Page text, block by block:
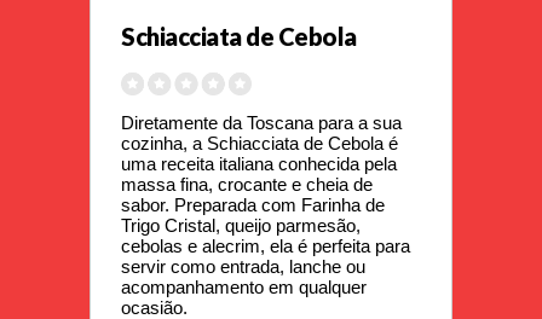
Schiacciata de Cebola
Diretamente da Toscana para a sua
cozinha, a Schiacciata de Cebola é
uma receita italiana conhecida pela
massa fina, crocante e cheia de
sabor. Preparada com Farinha de
Trigo Cristal, queijo parmesão,
cebolas e alecrim, ela é perfeita para
servir como entrada, lanche ou
acompanhamento em qualquer
ocasião.